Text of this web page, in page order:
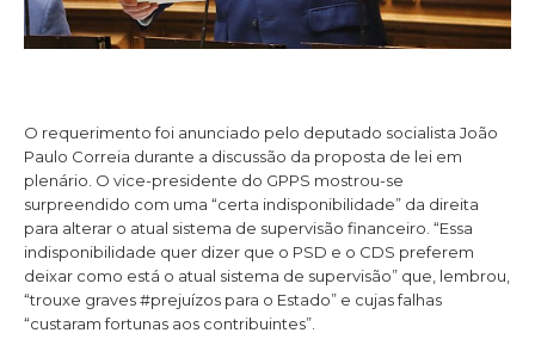
O requerimento foi anunciado pelo deputado socialista João
Paulo Correia durante a discussão da proposta de lei em
plenário. O vice-presidente do GPPS mostrou-se
surpreendido com uma “certa indisponibilidade” da direita
para alterar o atual sistema de supervisão financeiro. “Essa
indisponibilidade quer dizer que o PSD e o CDS preferem
deixar como está o atual sistema de supervisão” que, lembrou,
“trouxe graves #prejuízos para o Estado” e cujas falhas
“custaram fortunas aos contribuintes”.